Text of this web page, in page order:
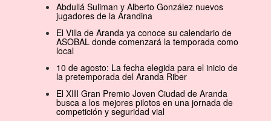
Abdullá Suliman y Alberto González nuevos
jugadores de la Arandina
El Villa de Aranda ya conoce su calendario de
ASOBAL donde comenzará la temporada como
local
10 de agosto: La fecha elegida para el inicio de
la pretemporada del Aranda Riber
El XIII Gran Premio Joven Ciudad de Aranda
busca a los mejores pilotos en una jornada de
competición y seguridad vial